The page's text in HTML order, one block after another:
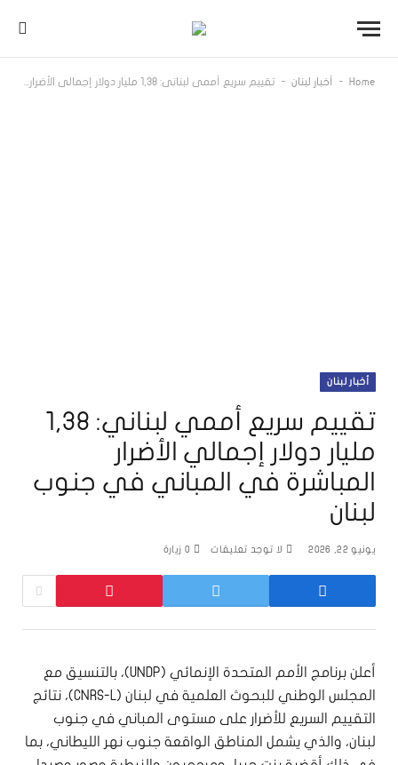
Home
- أخبار لبنان - تقييم سريع أممي لبناني: 1,38 مليار دولار إجمالي الأضرار المباشرة في المباني في جنوب لبنان
أخبار لبنان
تقييم سريع أممي لبناني: 1,38
مليار دولار إجمالي الأضرار
المباشرة في المباني في جنوب
لبنان
يونيو 22, 2026 لا توجد تعليقات 0 زيارة
أعلن برنامج الأمم المتحدة الإنمائي (UNDP)، بالتنسيق مع
المجلس الوطني للبحوث العلمية في لبنان (CNRS-L)، نتائج
التقييم السريع للأضرار على مستوى المباني في جنوب
لبنان، والذي يشمل المناطق الواقعة جنوب نهر الليطاني، بما